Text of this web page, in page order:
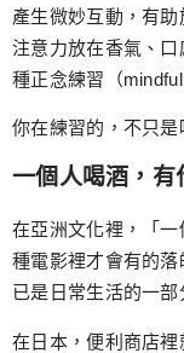
產生微妙互動，有
注意力放在香氣、
種正念練習（
你在練習的，不只是
一個人喝酒，有
在亞洲文化裡，「
種電影裡才會有的
已是日常生活的一部
在日本，便利商店